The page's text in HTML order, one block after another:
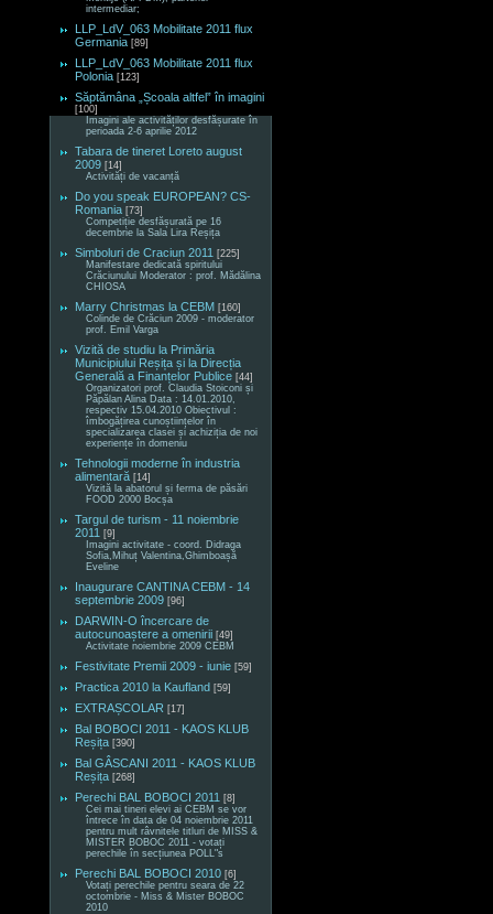
intermediar;
LLP_LdV_063 Mobilitate 2011 flux
Germania [89]
LLP_LdV_063 Mobilitate 2011 flux
Polonia [123]
Săptămâna „Școala altfel” în imagini
[100]
Imagini ale activităților desfășurate în
perioada 2-6 aprilie 2012
Tabara de tineret Loreto august
2009 [14]
Activități de vacanță
Do you speak EUROPEAN? CS-
Romania [73]
Competiție desfășurată pe 16
decembrie la Sala Lira Reșița
Simboluri de Craciun 2011 [225]
Manifestare dedicată spiritului
Crăciunului Moderator : prof. Mădălina
CHIOSA
Marry Christmas la CEBM [160]
Colinde de Crăciun 2009 - moderator
prof. Emil Varga
Vizită de studiu la Primăria
Municipiului Reșița și la Direcția
Generală a Finanțelor Publice [44]
Organizatori prof. Claudia Stoiconi și
Păpălan Alina Data : 14.01.2010,
respectiv 15.04.2010 Obiectivul :
îmbogățirea cunoștiințelor în
specializarea clasei și achiziția de noi
experiențe în domeniu
Tehnologii moderne în industria
alimentară [14]
Vizită la abatorul și ferma de păsări
FOOD 2000 Bocșa
Targul de turism - 11 noiembrie
2011 [9]
Imagini activitate - coord. Didraga
Sofia,Mihuț Valentina,Ghimboașă
Eveline
Inaugurare CANTINA CEBM - 14
septembrie 2009 [96]
DARWIN-O încercare de
autocunoaștere a omenirii [49]
Activitate noiembrie 2009 CEBM
Festivitate Premii 2009 - iunie [59]
Practica 2010 la Kaufland [59]
EXTRAȘCOLAR [17]
Bal BOBOCI 2011 - KAOS KLUB
Reșița [390]
Bal GÂSCANI 2011 - KAOS KLUB
Reșița [268]
Perechi BAL BOBOCI 2011 [8]
Cei mai tineri elevi ai CEBM se vor
întrece în data de 04 noiembrie 2011
pentru mult râvnitele titluri de MISS &
MISTER BOBOC 2011 - votați
perechile în secțiunea POLL"s
Perechi BAL BOBOCI 2010 [6]
Votați perechile pentru seara de 22
octombrie - Miss & Mister BOBOC
2010